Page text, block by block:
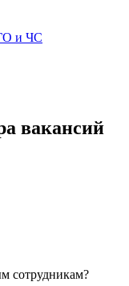
и ЧС
вакансий
сотрудникам?